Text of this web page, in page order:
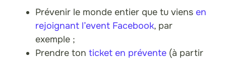
Prévenir le monde entier que tu viens en
rejoignant l’event Facebook, par
exemple ;
Prendre ton ticket en prévente(à partir